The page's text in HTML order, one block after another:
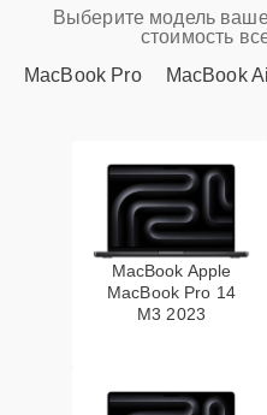
Выберите модель
стоимость
MacBook Pro
MacBook
MacBook Apple
MacBook Pro 14
M3 2023